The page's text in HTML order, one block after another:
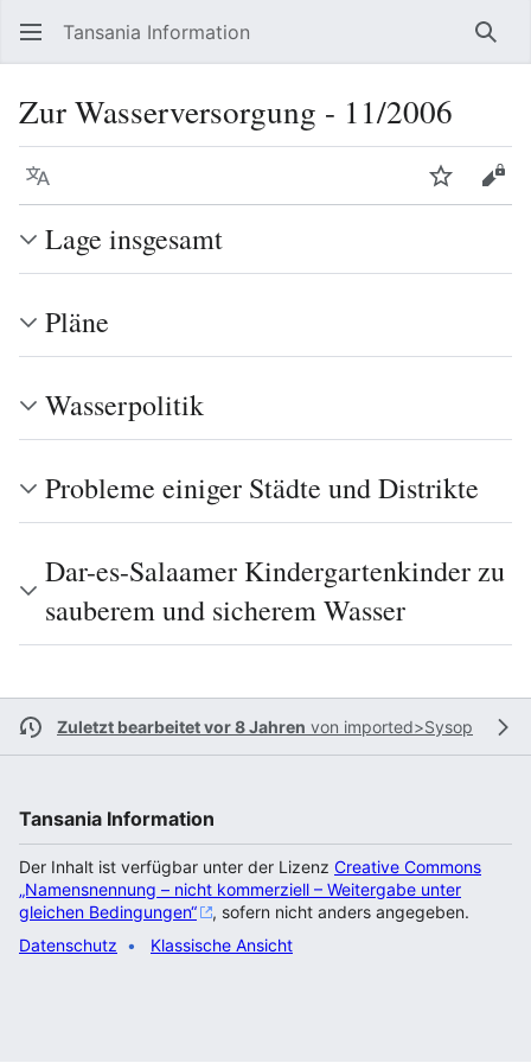
Tansania Information
Zur Wasserversorgung - 11/2006
Sprache
Lage insgesamt
Pläne
Wasserpolitik
Probleme einiger Städte und Distrikte
Dar-es-Salaamer Kindergartenkinder zu
sauberem und sicherem Wasser
Zuletzt bearbeitet vor 8 Jahren von imported>Sysop
Tansania Information
Der Inhalt ist verfügbar unter der Lizenz Creative Commons
„Namensnennung – nicht kommerziell – Weitergabe unter
gleichen Bedingungen“
, sofern nicht anders angegeben.
Datenschutz
Klassische Ansicht